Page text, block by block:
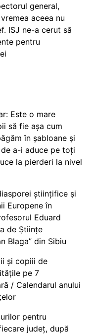
general,
aceea nu
ISJ ne-a cerut să
pentru
Este o mare
să fie așa cum
în șabloane și
a-i aduce pe toți
la pierderi la nivel
științifice și
Europene în
Eduard
de Științe
Blaga” din Sibiu
și copiii de
pe 7
/ Calendarul anului
pentru
județ, după